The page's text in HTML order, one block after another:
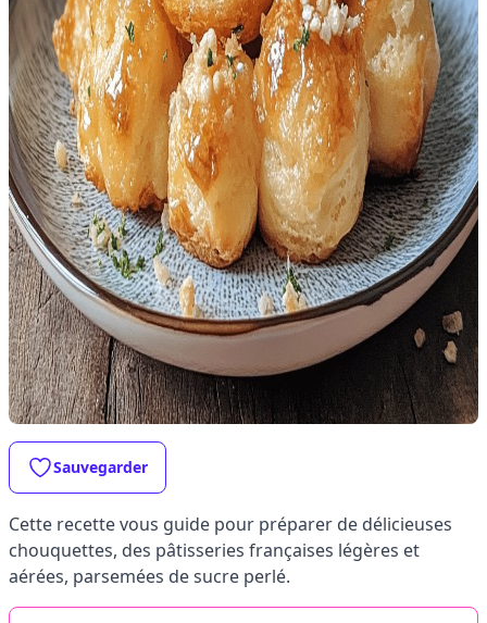
Sauvegarder
Cette recette vous guide pour préparer de délicieuses
chouquettes, des pâtisseries françaises légères et
aérées, parsemées de sucre perlé.